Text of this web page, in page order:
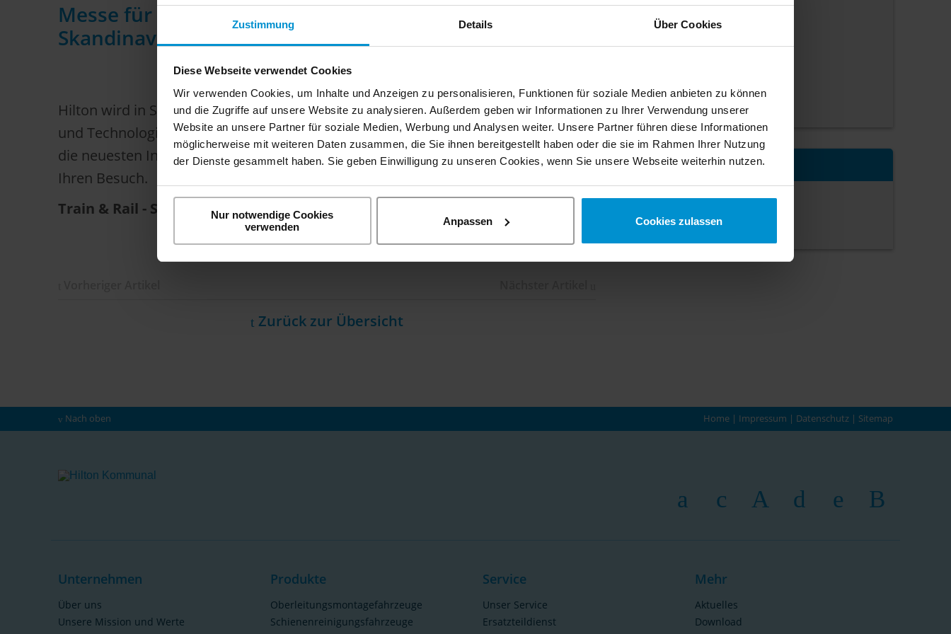
Zustimmung Details Über Cookies
Diese Webseite verwendet Cookies
Wir verwenden Cookies, um Inhalte und Anzeigen zu personalisieren, Funktionen für soziale Medien anbieten zu können
und die Zugriffe auf unsere Website zu analysieren. Außerdem geben wir Informationen zu Ihrer Verwendung unserer
Website an unsere Partner für soziale Medien, Werbung und Analysen weiter. Unsere Partner führen diese Informationen
möglicherweise mit weiteren Daten zusammen, die Sie ihnen bereitgestellt haben oder die sie im Rahmen Ihrer Nutzung
der Dienste gesammelt haben. Sie geben Einwilligung zu unseren Cookies, wenn Sie unsere Webseite weiterhin nutzen.
Nur notwendige Cookies
verwenden
Anpassen Cookies zulassen
Messe für Schienentransport und Technologie in
Skandinavien.
Hilton wird in Stockholm teilnehmen an der größten Messe für Schienentransport
und Technologie in Skandinavien. Besuchen Sie uns und erfahren Sie mehr über
die neuesten Innovationen im Bereich der 2-Wege Technik. Wir freuen uns auf
Ihren Besuch.
Train & Rail - See you there, April 25-27 2023!
Zurück zur Übersicht
April 2013(1 Artikel)
Februar 2013
Januar 2013(4 Artikel)
Januar 2012
Kategorien
Fahrzeuge (43)
Nach oben Home | Impressum | Datenschutz | Sitemap
Unternehmen
Über uns
Unsere Mission und Werte
Produkte
Oberleitungsmontagefahrzeuge
Schienenreinigungsfahrzeuge
Service
Unser Service
Ersatzteildienst
Mehr
Aktuelles
Download